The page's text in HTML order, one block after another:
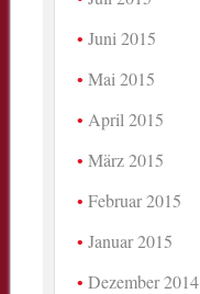
Juni 2015
Mai 2015
April 2015
März 2015
Februar 2015
Januar 2015
Dezember 2014